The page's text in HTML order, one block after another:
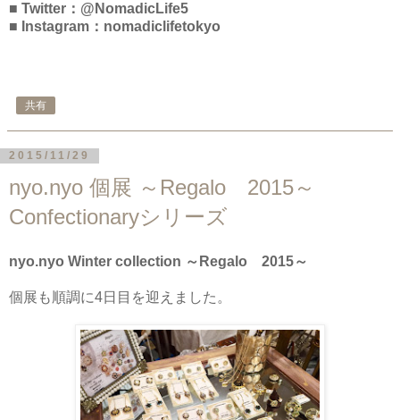
■ Twitter：@NomadicLife5
■ Instagram：nomadiclifetokyo
共有
2015/11/29
nyo.nyo 個展 ～Regalo 2015～
Confectionaryシリーズ
nyo.nyo Winter collection ～Regalo 2015～
個展も順調に4日目を迎えました。